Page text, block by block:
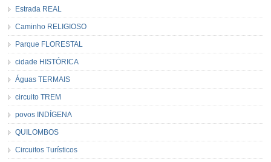
Estrada REAL
Caminho RELIGIOSO
Parque FLORESTAL
cidade HISTÓRICA
Águas TERMAIS
circuito TREM
povos INDÍGENA
QUILOMBOS
Circuitos Turísticos